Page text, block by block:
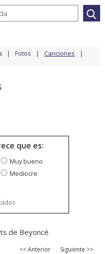
Fotos Canciones
que es:
Muy bueno
Mediocre
de Beyoncé
<< Anterior Siguiente >>